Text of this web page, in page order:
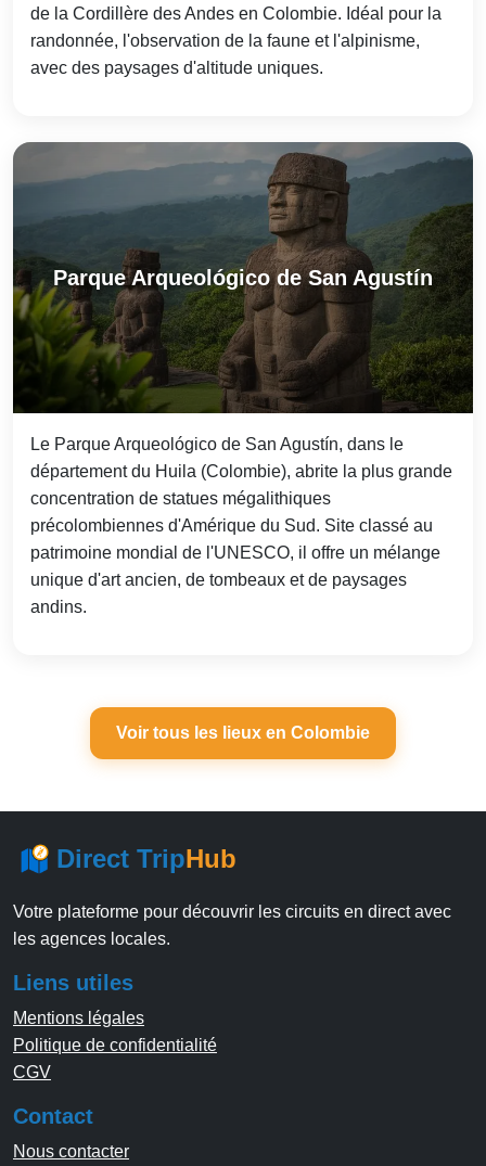
de la Cordillère des Andes en Colombie. Idéal pour la
randonnée, l'observation de la faune et l'alpinisme,
avec des paysages d'altitude uniques.
Parque Arqueológico de San Agustín
Le Parque Arqueológico de San Agustín, dans le
département du Huila (Colombie), abrite la plus grande
concentration de statues mégalithiques
précolombiennes d'Amérique du Sud. Site classé au
patrimoine mondial de l'UNESCO, il offre un mélange
unique d'art ancien, de tombeaux et de paysages
andins.
Voir tous les lieux en Colombie
Direct TripHub
Votre plateforme pour découvrir les circuits en direct avec
les agences locales.
Liens utiles
Mentions légales
Politique de confidentialité
CGV
Contact
Nous contacter